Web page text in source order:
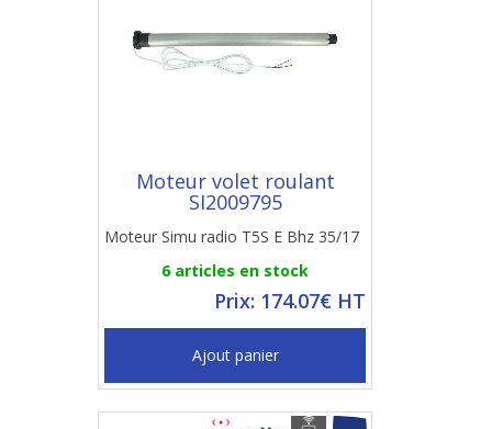
Moteur volet roulant
SI2009795
Moteur Simu radio T5S E Bhz 35/17
6 articles en stock
Prix: 174.07€ HT
Ajout panier